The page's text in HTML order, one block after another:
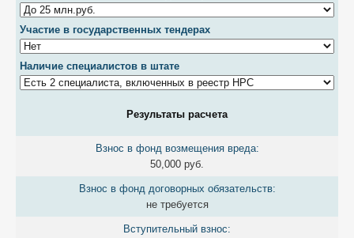
Участие в государственных тендерах
Наличие специалистов в штате
Результаты расчета
Взнос в фонд возмещения вреда:
50,000 руб.
Взнос в фонд договорных обязательств:
не требуется
Вступительный взнос: